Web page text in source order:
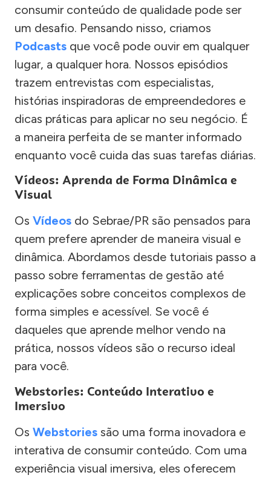
consumir conteúdo de qualidade pode ser
um desafio. Pensando nisso, criamos
Podcasts que você pode ouvir em qualquer
lugar, a qualquer hora. Nossos episódios
trazem entrevistas com especialistas,
histórias inspiradoras de empreendedores e
dicas práticas para aplicar no seu negócio. É
a maneira perfeita de se manter informado
enquanto você cuida das suas tarefas diárias.
Vídeos: Aprenda de Forma Dinâmica e
Visual
Os Vídeos do Sebrae/PR são pensados para
quem prefere aprender de maneira visual e
dinâmica. Abordamos desde tutoriais passo a
passo sobre ferramentas de gestão até
explicações sobre conceitos complexos de
forma simples e acessível. Se você é
daqueles que aprende melhor vendo na
prática, nossos vídeos são o recurso ideal
para você.
Webstories: Conteúdo Interativo e
Imersivo
Os Webstories são uma forma inovadora e
interativa de consumir conteúdo. Com uma
experiência visual imersiva, eles oferecem